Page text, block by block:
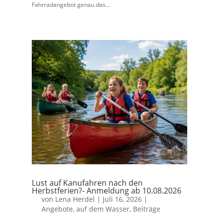
Fahrradangebot genau das...
Lust auf Kanufahren nach den
Herbstferien?- Anmeldung ab 10.08.2026
von Lena Herdel | Juli 16, 2026|
Angebote, auf dem Wasser, Beiträge